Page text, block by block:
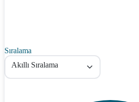
Sıralama
Akıllı Sıralama